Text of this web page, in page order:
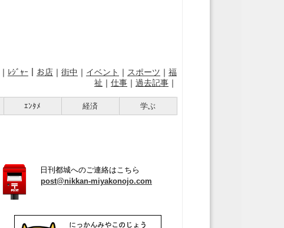
｜ ﾚｼﾞｬｰ お店 ｜ 街中 ｜ イベント ｜ スポーツ ｜ 福
祉 ｜ 仕事 ｜ 過去記事 ｜
ｴﾝﾀﾒ 経済 学ぶ
日刊都城へのご連絡はこちら
post@nikkan-miyakonojo.com